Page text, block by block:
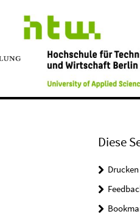
Diese
Drucken